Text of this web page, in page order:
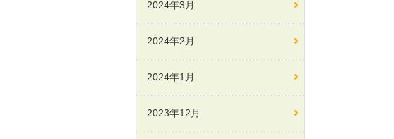
2024年3月
2024年2月
2024年1月
2023年12月